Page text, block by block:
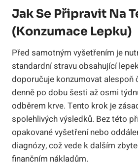
Jak Se Připravit Na
(konzumace Lepku)
Před samotným vyšetřením je
standardní stravu obsahující
doporučuje konzumovat alespoň
denně po dobu šesti až osmi
odběrem krve. Tento krok je
spolehlivých výsledků. Bez této
opakované vyšetření nebo
diagnózy, což vede k dalším
finančním nákladům.